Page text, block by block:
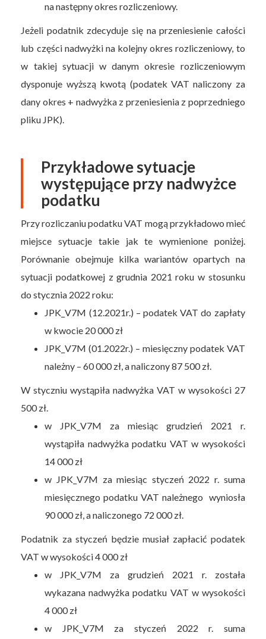
na następny okres rozliczeniowy.
Jeżeli podatnik zdecyduje się na przeniesienie całości
lub części nadwyżki na kolejny okres rozliczeniowy, to
w takiej sytuacji w danym okresie rozliczeniowym
dysponuje wyższą kwotą (podatek VAT naliczony za
dany okres + nadwyżka z przeniesienia z poprzedniego
pliku JPK).
Przykładowe sytuacje
występujące przy nadwyżce
podatku
Przy rozliczaniu podatku VAT mogą przykładowo mieć
miejsce sytuacje takie jak te wymienione poniżej.
Porównanie obejmuje kilka wariantów opartych na
sytuacji podatkowej z grudnia 2021 roku w stosunku
do stycznia 2022 roku:
JPK_V7M (12.2021r.) – podatek VAT do zapłaty
w kwocie 20 000 zł
JPK_V7M (01.2022r.) – miesięczny podatek VAT
należny – 60 000 zł, a naliczony 87 500 zł.
W styczniu wystąpiła nadwyżka VAT w wysokości 27
500 zł.
w JPK_V7M za miesiąc grudzień 2021 r.
wystąpiła nadwyżka podatku VAT w wysokości
14 000 zł
w JPK_V7M za miesiąc styczeń 2022 r. suma
miesięcznego podatku VAT należnego wyniosła
90 000 zł, a naliczonego 72 000 zł.
Podatnik za styczeń będzie musiał zapłacić podatek
VAT w wysokości 4 000 zł
w JPK_V7M za grudzień 2021 r. została
wykazana nadwyżka podatku VAT w wysokości
4 000 zł
w JPK_V7M za styczeń 2022 r. suma